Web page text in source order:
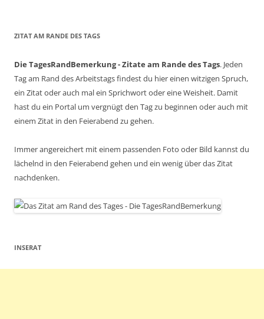
ZITAT AM RANDE DES TAGS
Die TagesRandBemerkung - Zitate am Rande des Tags. Jeden
Tag am Rand des Arbeitstags findest du hier einen witzigen Spruch,
ein Zitat oder auch mal ein Sprichwort oder eine Weisheit. Damit
hast du ein Portal um vergnügt den Tag zu beginnen oder auch mit
einem Zitat in den Feierabend zu gehen.
Immer angereichert mit einem passenden Foto oder Bild kannst du
lächelnd in den Feierabend gehen und ein wenig über das Zitat
nachdenken.
INSERAT